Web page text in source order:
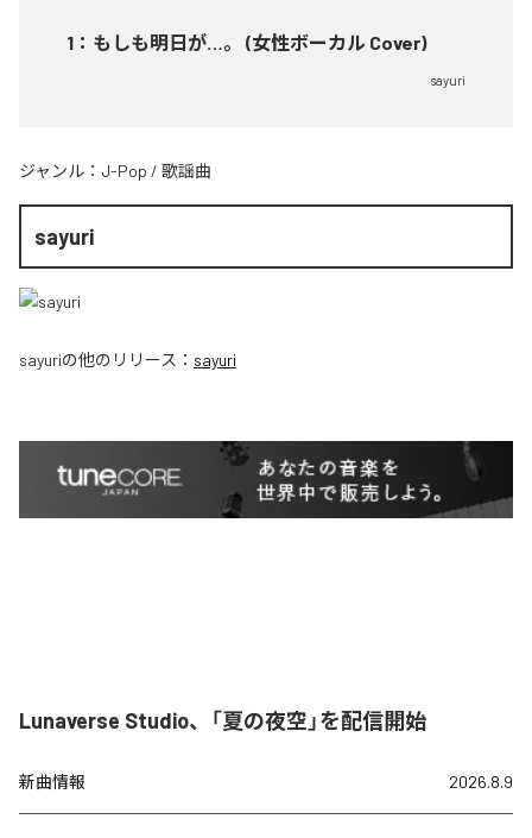
1 ： もしも明日が…。 (女性ボーカル Cover)
sayuri
ジャンル： J-Pop / 歌謡曲
sayuri
sayuriの他のリリース： sayuri
Lunaverse Studio、「夏の夜空」を配信開始
新曲情報 2026.8.9